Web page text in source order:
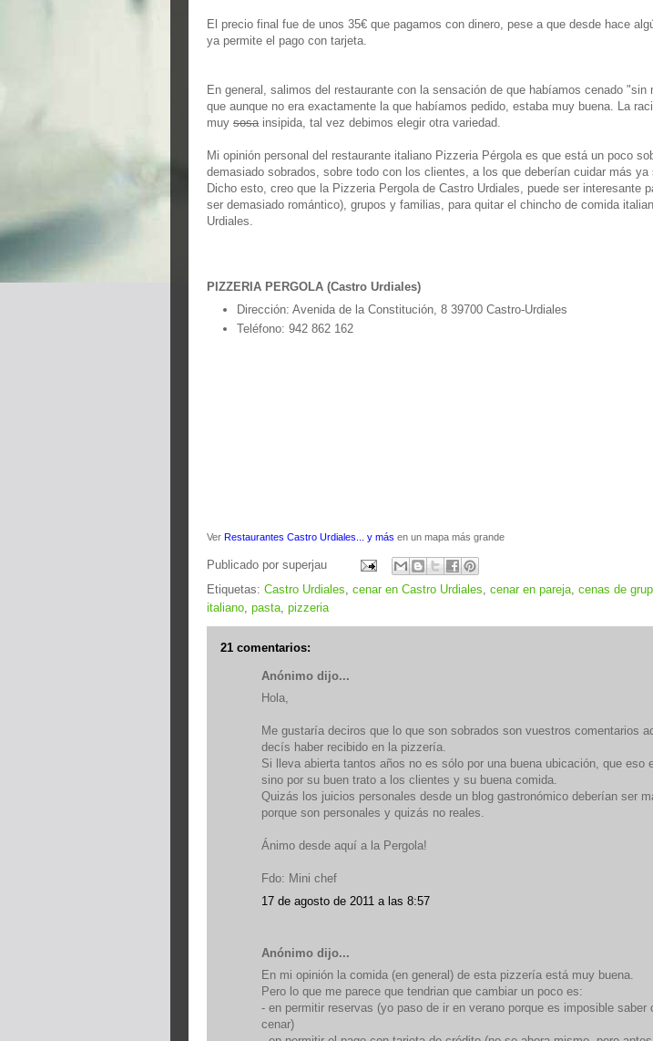
El precio final fue de unos 35€ que pagamos con dinero, pese a que desde hace
ya permite el pago con tarjeta.
En general, salimos del restaurante con la sensación de que habíamos cenado "sin
que aunque no era exactamente la que habíamos pedido, estaba muy buena. La
muy sosainsipida, tal vez debimos elegir otra variedad.
Mi opinión personal del restaurante italiano Pizzeria Pérgola es que está un poco
demasiado sobrados, sobre todo con los clientes, a los que deberían cuidar más ya
Dicho esto, creo que la Pizzeria Pergola de Castro Urdiales, puede ser interesante
ser demasiado romántico), grupos y familias, para quitar el chincho de comida
Urdiales.
PIZZERIA PERGOLA (Castro Urdiales)
Dirección: Avenida de la Constitución, 8 39700 Castro-Urdiales
Teléfono: 942 862 162
Ver Restaurantes Castro Urdiales... y más en un mapa más grande
Publicado por superjau
Etiquetas: Castro Urdiales cenar en Castro Urdiales cenar en pareja cenas de
italiano pasta pizzeria
21 comentarios:
Anónimo dijo...
Hola,
Me gustaría deciros que lo que son sobrados son vuestros comentarios
decís haber recibido en la pizzería.
Si lleva abierta tantos años no es sólo por una buena ubicación, que eso
sino por su buen trato a los clientes y su buena comida.
Quizás los juicios personales desde un blog gastronómico deberían ser
porque son personales y quizás no reales.
Ánimo desde aquí a la Pergola!
Fdo: Mini chef
17 de agosto de 2011 a las 8:57
Anónimo dijo...
En mi opinión la comida (en general) de esta pizzería está muy buena.
Pero lo que me parece que tendrian que cambiar un poco es:
- en permitir reservas (yo paso de ir en verano porque es imposible saber
cenar)